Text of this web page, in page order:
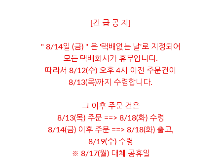
[긴 급 공 지]
" 8/14일 (금) " 은 '택배없는 날'로 지정되어
모든 택배회사가 휴무입니다.
따라서 8/12(수) 오후 4시 이전 주문건이
8/13(목)까지 수령합니다.
그 이후 주문 건은
8/13(목) 주문 ==> 8/18(화) 수령
8/14(금) 이후 주문 ==> 8/18(화) 출고,
8/19(수) 수령
※ 8/17(월) 대체 공휴일